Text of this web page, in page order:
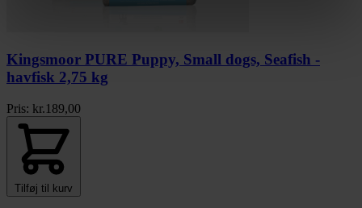
Kingsmoor PURE Puppy, Small dogs, Seafish -
havfisk 2,75 kg
Pris: kr.189,00
Tilføj til kurv